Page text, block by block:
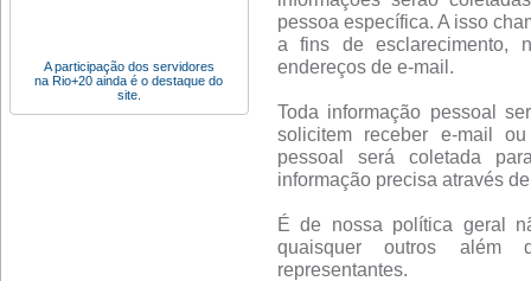
A participação dos servidores
na Rio+20 ainda é o destaque do
site.
pessoa específica. A isso
a fins de esclarecimento,
endereços de e-mail.
Toda informação pessoal
solicitem receber e-mail
pessoal será coletada
informação precisa através
É de nossa política geral
quaisquer outros além
representantes.